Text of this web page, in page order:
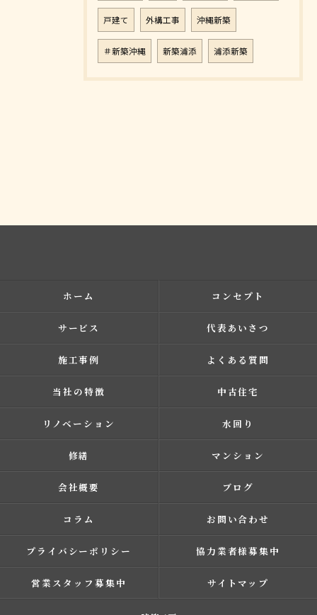
戸建て 外構工事 沖縄新築
＃新築沖縄 新築浦添 浦添新築
ホーム コンセプト
サービス 代表あいさつ
施工事例 よくある質問
当社の特徴 中古住宅
リノベーション 水回り
修繕 マンション
会社概要 ブログ
コラム お問い合わせ
プライバシーポリシー 協力業者様募集中
営業スタッフ募集中 サイトマップ